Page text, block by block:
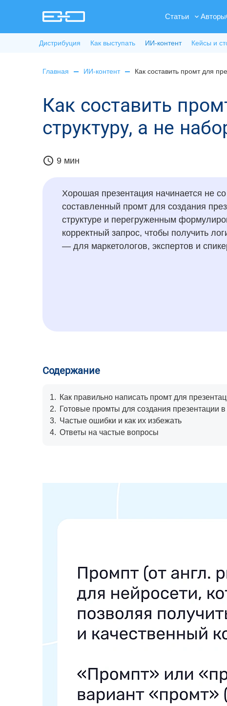
Статьи Авторы
Дистрибуция Как выступать ИИ-контент Кейсы и
Главная ИИ-контент Как составить промт для
Как составить
структуру, а не
schedule 9 мин
Хорошая презентация начинается не
составленный промт для создания
структуре и перегруженным
корректный запрос, чтобы получить
— для маркетологов, экспертов и
Содержание
1. Как правильно написать промт для
2.
Готовые промты для создания презентации
3. Частые ошибки и как их избежать
4. Ответы на частые вопросы